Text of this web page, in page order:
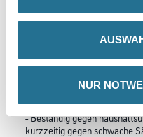
NUR
- Sehr gute Farbstabilität
- Hohe Schlag- und
- Leichte Verarbeitbarkeit
- Schnelle Trocknung
- Hervorragender Verlauf
- Beständig gegen
kurzzeitig gegen schwache